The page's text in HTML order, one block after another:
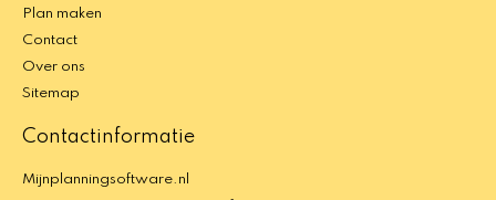
Plan maken
Contact
Over ons
Sitemap
Contactinformatie
Mijnplanningsoftware.nl